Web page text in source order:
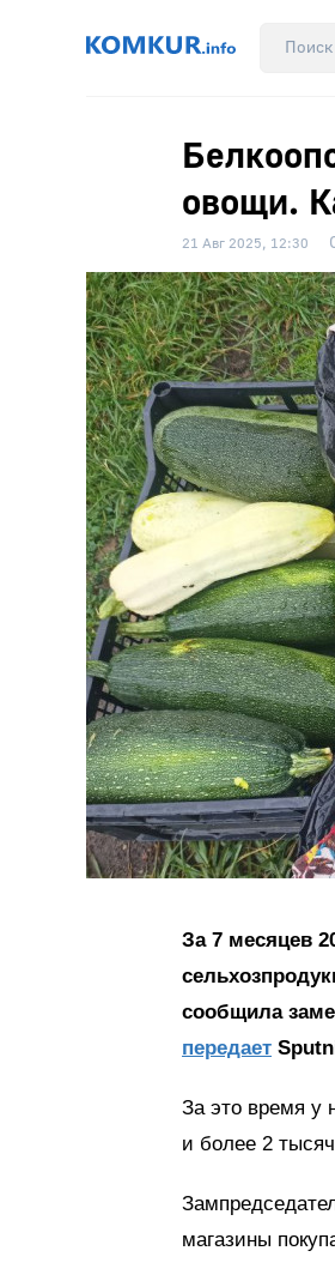
овощи.
21 Авг 2025, 12:30
За 7 месяцев
сообщила
передает
За это время у
и более 2
магазины